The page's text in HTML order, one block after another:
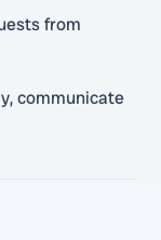
from
communicate